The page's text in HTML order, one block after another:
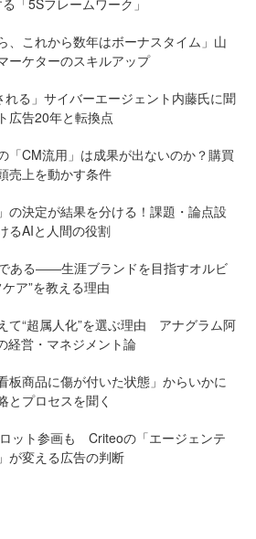
、これから数年はボーナスタイム」山
ーケターのスキルアップ
れる」サイバーエージェント内藤氏に聞
広告20年と転換点
「CM流用」は成果が出ないのか？購買
売上を動かす条件
の決定が結果を分ける！課題・論点設
るAIと人間の役割
ある――生涯ブランドを目指すオルビ
ア”を教える理由
て“超属人化”を選ぶ理由 アナグラム阿
経営・マネジメント論
板商品に傷が付いた状態」からいかに
とプロセスを聞く
ット参画も Criteoの「エージェンテ
が変える広告の判断